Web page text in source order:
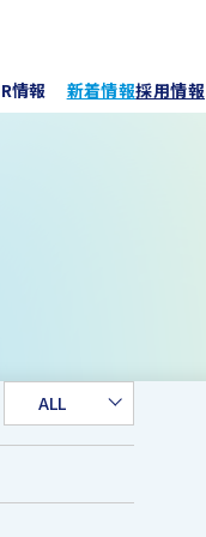
情報 新着情報採用情報
ALL